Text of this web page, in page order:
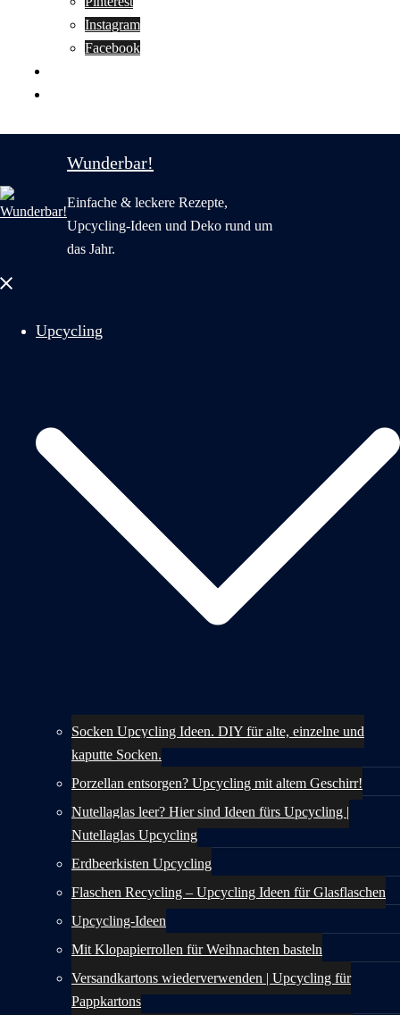
Instagram
Facebook
Wunderbar!
Einfache & leckere Rezepte,
Upcycling-Ideen und Deko rund um
das Jahr.
Menü
Upcycling
Socken Upcycling Ideen. DIY für alte, einzelne und
kaputte Socken.
Porzellan entsorgen? Upcycling mit altem Geschirr!
Nutellaglas leer? Hier sind Ideen fürs Upcycling |
Nutellaglas Upcycling
Erdbeerkisten Upcycling
Flaschen Recycling – Upcycling Ideen für Glasflaschen
Upcycling-Ideen
Mit Klopapierrollen für Weihnachten basteln
Versandkartons wiederverwenden | Upcycling für
Pappkartons